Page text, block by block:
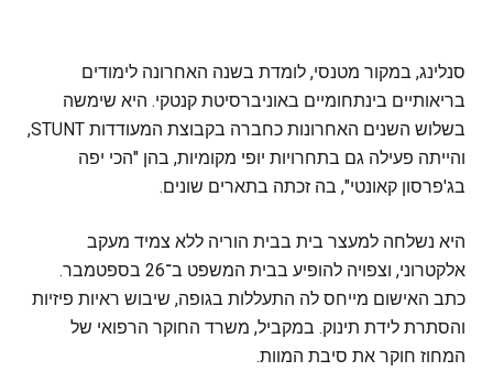
סנלינג, במקור מטנסי, לומדת בשנה האחרונה לימודים
בריאותיים בינתחומיים באוניברסיטת קנטקי. היא שימשה
בשלוש השנים האחרונות כחברה בקבוצת המעודדות STUNT,
והייתה פעילה גם בתחרויות יופי מקומיות, בהן "הכי יפה
בג'פרסון קאונטי", בה זכתה בתארים שונים.
היא נשלחה למעצר בית בבית הוריה ללא צמיד מעקב
אלקטרוני, וצפויה להופיע בבית המשפט ב־26 בספטמבר.
כתב האישום מייחס לה התעללות בגופה, שיבוש ראיות פיזיות
והסתרת לידת תינוק. במקביל, משרד החוקר הרפואי של
המחוז חוקר את סיבת המוות.